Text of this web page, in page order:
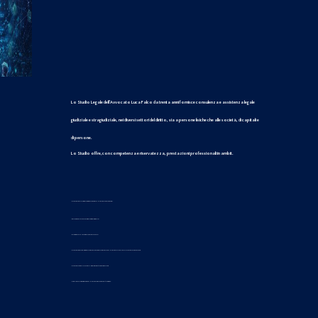
Lo Studio Legale dell’Avvocato Luca Falco da trenta anni fornisce consulenza e assistenza legale
giudiziale e stragiudiziale, nei diversi settori del diritto, sia a persone fisiche che alle società, di capitali e
di persone.
Lo Studio offre,con competenza e riservatezza, prestazioni professionali in ambito:
- DIRITTO COMMERCIALE E SOCIETARIO - DIRITTO DEL LAVORO
- CONTRATTUALISTICA - RECUPERO CREDITI
- SUCCESSIONI - RISARCIMENTO DANNI
- DIRITTO PENALE - PRECONTENZIOSO E CONTENZIOSO - DIRITTO DI FAMIGLIA - DIRITTO AMBIENTALE
- DIRITTO DEGLI IMMOBILI - PROPRIETA’ INTELLETTUALE
- MEDIAZIONE E ARBITRATO - DIRITTO PENALE DELL'IMPRESA